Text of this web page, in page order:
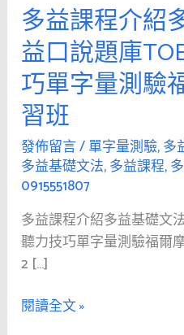
多益課程介紹
益口說題庫
巧單字量測驗
習班
發佈留言/單字量測驗,多
多益基礎文法,多益課程,
0915551807
多益課程介紹多益基礎文
聽力技巧單字量測驗福爾
2 […]
多
益
基
礎
文
法
多
益
口
說
題
庫
多
閱讀全文 »